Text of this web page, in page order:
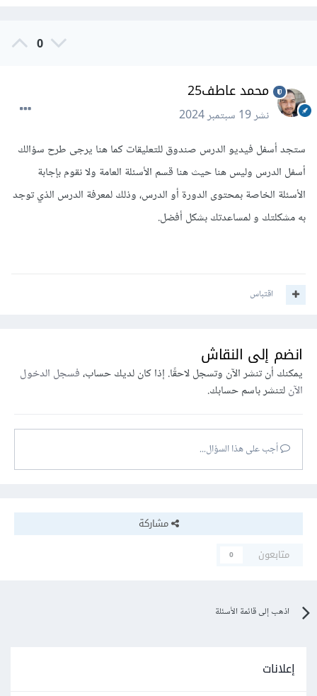
0
محمد عاطف25
نشر19 سبتمبر 2024
ستجد أسفل فيديو الدرس صندوق للتعليقات كما هنا يرجى طرح سؤالك
أسفل الدرس وليس هنا حيث هنا قسم الأسئلة العامة ولا نقوم بإجابة
الأسئلة الخاصة بمحتوى الدورة أو الدرس، وذلك لمعرفة الدرس الذي توجد
به مشكلتك و لمساعدتك بشكل أفضل.
اقتباس
انضم إلى النقاش
يمكنك أن تنشر الآن وتسجل لاحقًا. إذا كان لديك حساب،فسجل الدخول
الآنلتنشر باسم حسابك.
أجب على هذا السؤال...
مشاركة
متابعون
0
اذهب إلى قائمة الأسئلة
إعلانات